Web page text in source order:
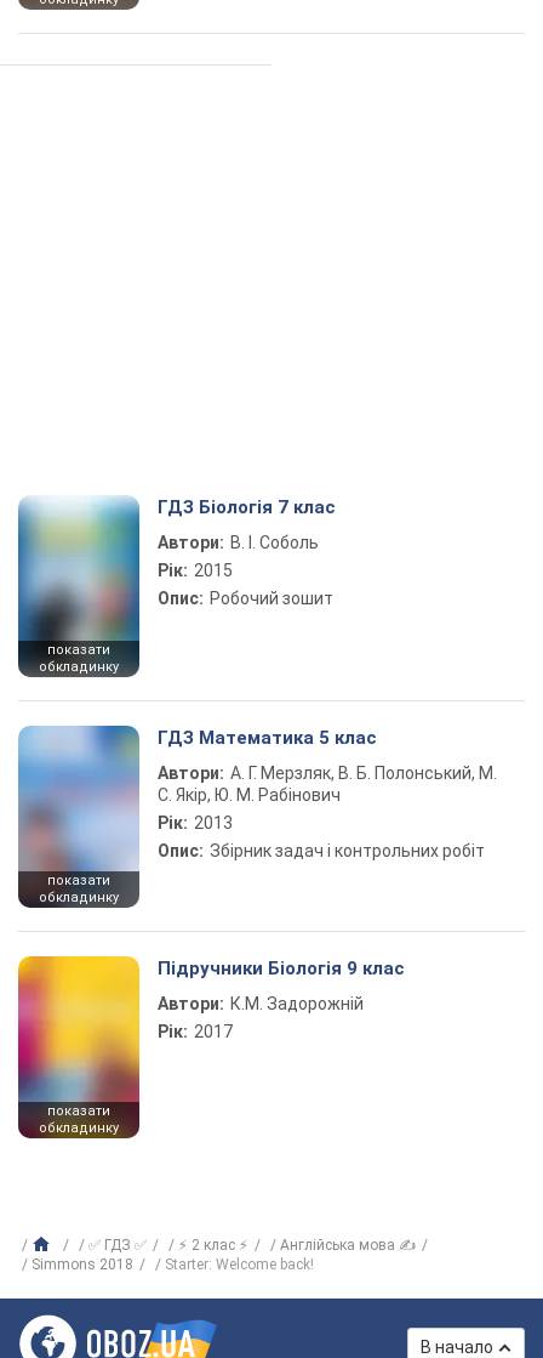
показати
обкладинку
ГДЗ Біологія 7 клас
Автори: В. І. Соболь
Рік: 2015
Опис: Робочий зошит
показати
обкладинку
ГДЗ Математика 5 клас
Автори: А. Г. Мерзляк, В. Б. Полонський, М.
С. Якір, Ю. М. Рабінович
Рік: 2013
Опис: Збірник задач і контрольних робіт
показати
обкладинку
Підручники Біологія 9 клас
Автори: К.М. Задорожній
Рік: 2017
✅ ГДЗ ✅ ⚡ 2 клас ⚡
Англійська мова ✍
Simmons 2018
Starter: Welcome back!
В начало